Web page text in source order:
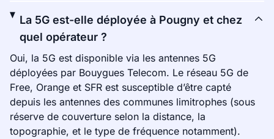
La 5G est-elle déployée à Pougny et chez
quel opérateur ?
Oui, la 5G est disponible via les antennes 5G
déployées par Bouygues Telecom. Le réseau 5G de
Free, Orange et SFR est susceptible d’être capté
depuis les antennes des communes limitrophes (sous
réserve de couverture selon la distance, la
topographie, et le type de fréquence notamment).